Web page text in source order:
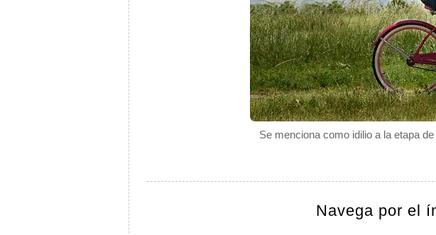
Se menciona como idilio a la etapa
Navega por el